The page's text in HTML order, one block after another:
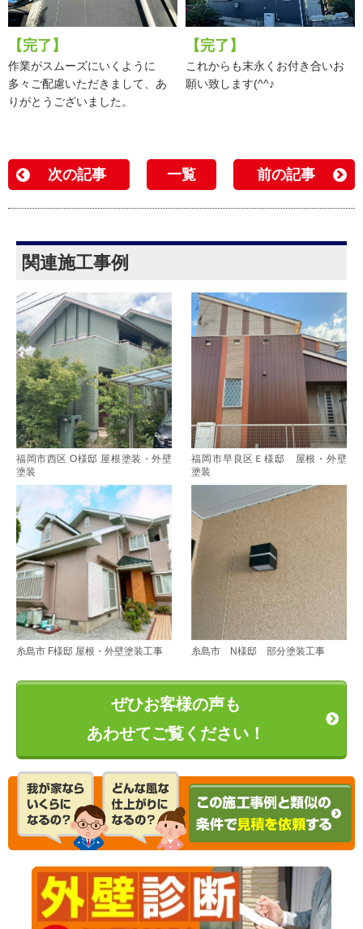
【完了】
作業がスムーズにいくように
多々ご配慮いただきまして、あ
りがとうございました。
【完了】
これからも末永くお付き合いお
願い致します(^^♪
次の記事 一覧 前の記事
関連施工事例
福岡市西区 O様邸 屋根塗装・外壁
塗装
福岡市早良区Ｅ様邸 屋根・外壁
塗装
糸島市 F様邸 屋根・外壁塗装工事 糸島市 N様邸 部分塗装工事
ぜひお客様の声も
あわせてご覧ください！